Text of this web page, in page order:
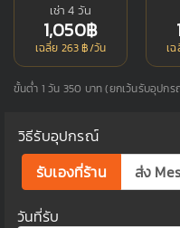
เช่า 4 วัน
1,050฿
เฉลี่ย 263 ฿/วัน เ
ขั้นต่ำ 1 วัน 350 บาท (ยกเว้นรับอุปกร
วิธีรับอุปกรณ์
รับเองที่ร้าน
ส่ง
วันที่รับ